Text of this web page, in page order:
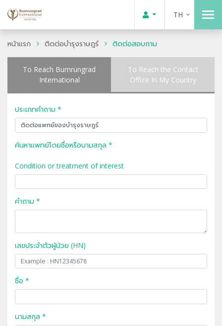
TH
หน้าแรก ติดต่อบำรุงราษฎร์ ติดต่อสอบถาม
To Reach Bumrungrad
International
To Reach the Contact
Office In My Country
ประเภทคำถาม *
ค้นหาแพทย์โดยชื่อหรือนามสกุล *
Condition or treatment of interest
คำถาม *
เลขประจำตัวผู้ป่วย (HN)
ชื่อ *
นามสกุล *